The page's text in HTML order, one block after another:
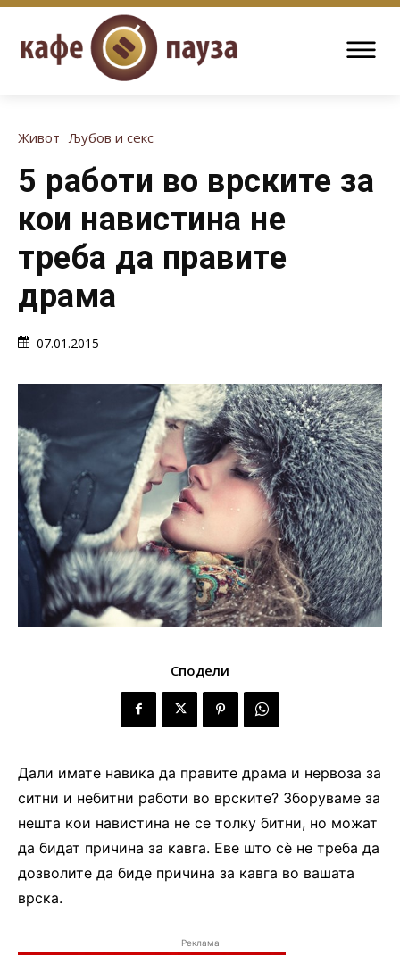
Живот Љубов и секс
5 работи во врските за
кои навистина не
треба да правите
драма
07.01.2015
Сподели
Дали имате навика да правите драма и нервоза за
ситни и небитни работи во врските? Зборуваме за
нешта кои навистина не се толку битни, но можат
да бидат причина за кавга. Еве што сè не треба да
дозволите да биде причина за кавга во вашата
врска.
Реклама